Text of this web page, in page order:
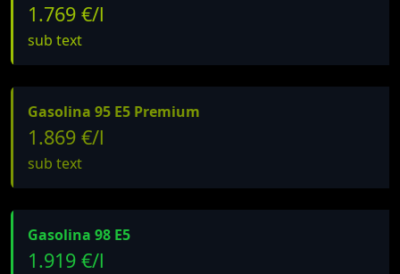
1.769 €/l
sub text
Gasolina 95 E5 Premium
1.869 €/l
sub text
Gasolina 98 E5
1.919 €/l